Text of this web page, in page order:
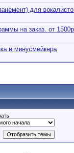
для
на заказ. от
и минусмейкера